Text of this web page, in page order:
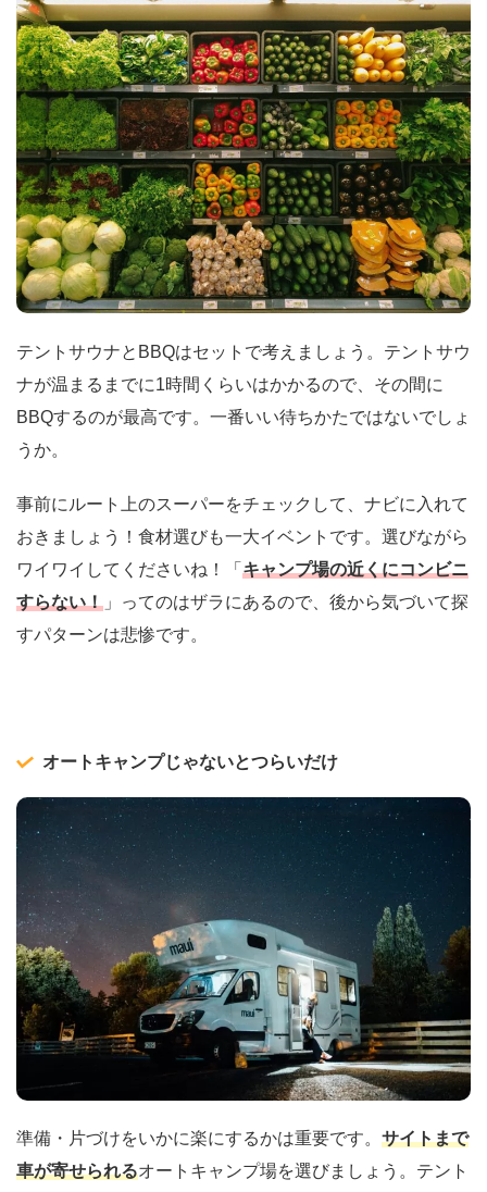
テントサウナとBBQはセットで考えましょう。テントサウ
ナが温まるまでに1時間くらいはかかるので、その間に
BBQするのが最高です。一番いい待ちかたではないでしょ
うか。
事前にルート上のスーパーをチェックして、ナビに入れて
おきましょう！食材選びも一大イベントです。選びながら
ワイワイしてくださいね！「 キャンプ場の近くにコンビニ
すらない！ 」ってのはザラにあるので、後から気づいて探
すパターンは悲惨です。
オートキャンプじゃないとつらいだけ
準備・片づけをいかに楽にするかは重要です。 サイトまで
車が寄せられるオートキャンプ場を選びましょう。テント